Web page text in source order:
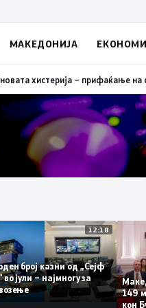
МАКЕДОНИЈА
меурот од сапуница
12:18
број казни од „Сејф
во јули – најмногу за
возење